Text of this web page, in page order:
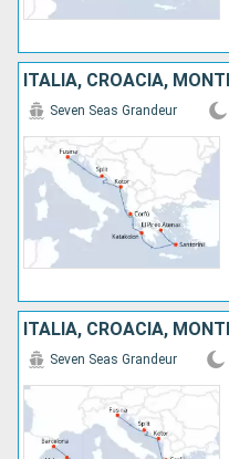
Seven Seas Grandeur
Seven Seas Grandeur